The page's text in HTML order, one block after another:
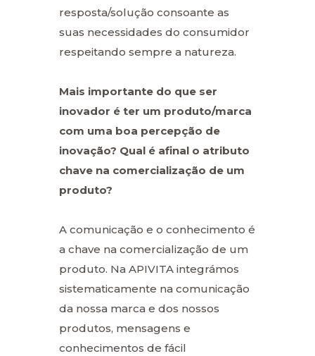
resposta/solução consoante as
suas necessidades do consumidor
respeitando sempre a natureza.
Mais importante do que ser
inovador é ter um produto/marca
com uma boa percepção de
inovação? Qual é afinal o atributo
chave na comercialização de um
produto?
A comunicação e o conhecimento é
a chave na comercialização de um
produto. Na APIVITA integrámos
sistematicamente na comunicação
da nossa marca e dos nossos
produtos, mensagens e
conhecimentos de fácil